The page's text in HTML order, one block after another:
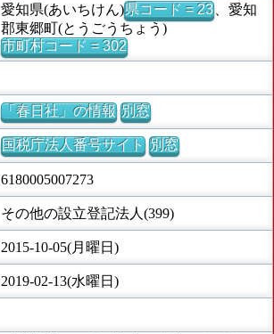
愛知県(あいちけん)県コード = 23、愛知
郡東郷町(とうごうちょう)
市町村コード = 302
「春日社」の情報 別窓
国税庁法人番号サイト 別窓
6180005007273
その他の設立登記法人(399)
2015-10-05(月曜日)
2019-02-13(水曜日)